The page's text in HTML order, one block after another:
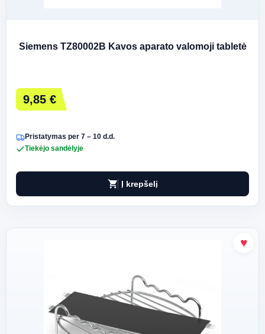
Siemens TZ80002B Kavos aparato valomoji tabletė
9,85 €
Pristatymas per 7 – 10 d.d.
Tiekėjo sandėlyje
shopping_cart Į krepšelį